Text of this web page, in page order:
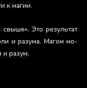
к ма­гии.
Это ре­зуль­тат
и ра­зума. Ма­гом мо­
и ра­зум.